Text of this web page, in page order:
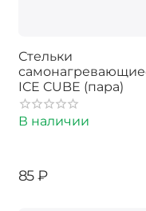
Стельки
ICE CUBE (пара)
В наличии
‍85‍₽